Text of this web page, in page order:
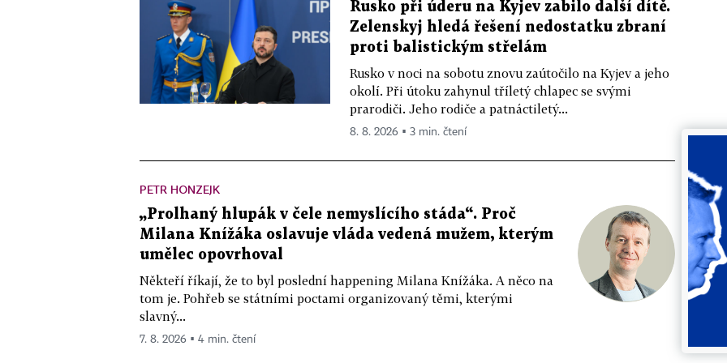
Rusko při úderu na Kyjev zabilo další dítě.
Zelenskyj hledá řešení nedostatku zbraní
proti balistickým střelám
Rusko v noci na sobotu znovu zaútočilo na Kyjev a jeho
okolí. Při útoku zahynul tříletý chlapec se svými
prarodiči. Jeho rodiče a patnáctiletý...
8. 8. 2026 ▪ 3 min. čtení
PETR HONZEJK
„Prolhaný hlupák v čele nemyslícího stáda“. Proč
Milana Knížáka oslavuje vláda vedená mužem, kterým
umělec opovrhoval
Někteří říkají, že to byl poslední happening Milana Knížáka. A něco na
tom je. Pohřeb se státními poctami organizovaný těmi, kterými
slavný...
7. 8. 2026 ▪ 4 min. čtení